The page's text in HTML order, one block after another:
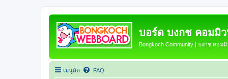
บอร์ด บงกช คอมมิ
Bongkoch Community | บงกช คอม
เมนูลัด FAQ